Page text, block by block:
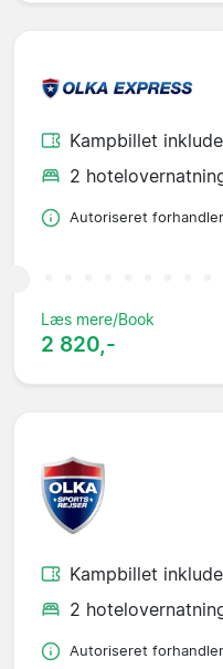
Kampbillet
2
Autoriseret
Læs mere/Book
2 820,-
Kampbillet
2
Autoriseret